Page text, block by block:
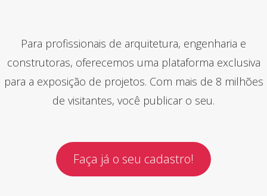
Para profissionais de arquitetura, engenharia e
construtoras, oferecemos uma plataforma exclusiva
para a exposição de projetos. Com mais de 8 milhões
de visitantes, você publicar o seu.
Faça já o seu cadastro!